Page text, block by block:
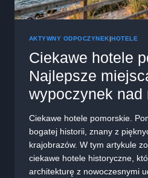
AKTYWNY ODPOCZYNEK|HOTELE
Ciekawe hotele
Najlepsze
wypoczynek nad
Ciekawe hotele pomorskie.
bogatej historii, znany z
krajobrazów. W tym artykule
ciekawe hotele historyczne,
architekturę z nowoczesnymi